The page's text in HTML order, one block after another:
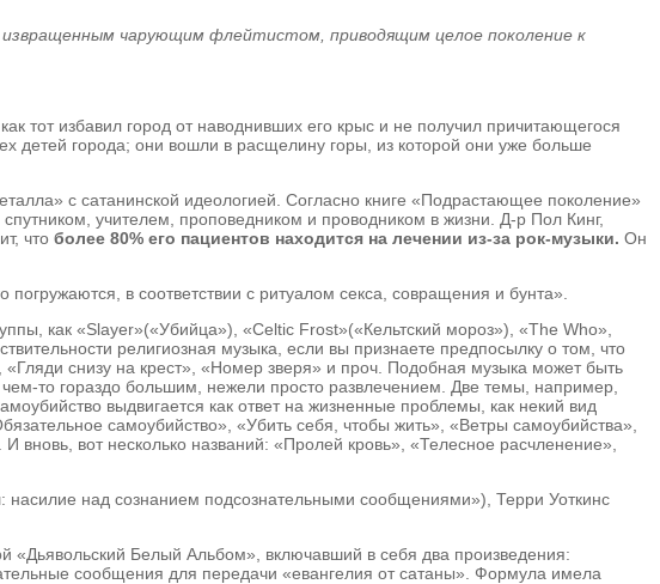
чарующим флейтистом, приводящим целое поколение к
тот избавил город от наводнивших его крыс и не получил причитающегося
детей города; они вошли в расщелину горы, из которой они уже больше
с сатанинской идеологией. Согласно книге «Подрастающее поколение»
учителем, проповедником и проводником в жизни. Д-р Пол Кинг,
что более 80% его пациентов находится на лечении из-за рок-музыки. Он
в соответствии с ритуалом секса, совращения и бунта».
как «Slayer»(«Убийца»), «Celtic Frost»(«Кельтский мороз»), «The Who»,
религиозная музыка, если вы признаете предпосылку о том, что
снизу на крест», «Номер зверя» и проч. Подобная музыка может быть
чем-то гораздо большим, нежели просто развлечением. Две темы, например,
выдвигается как ответ на жизненные проблемы, как некий вид
самоубийство», «Убить себя, чтобы жить», «Ветры самоубийства»,
вновь, вот несколько названий: «Пролей кровь», «Телесное расчленение»,
над сознанием подсознательными сообщениями»), Терри Уоткинс
«Дьявольский Белый Альбом», включавший в себя два произведения:
сообщения для передачи «евангелия от сатаны». Формула имела